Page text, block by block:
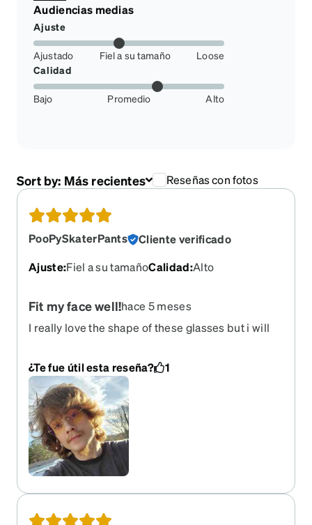
Audiencias medias
Ajuste
Ajustado Fiel a su tamaño
Loose
Calidad
Bajo Promedio Alto
Sort by: Más recientes Reseñas con fotos
PooPySkaterPants
Cliente verificado
Ajuste:Fiel a su tamañoCalidad:Alto
Fit my face well!hace 5 meses
I really love the shape of these glasses but i will
to much but Id give a headups about it, regardless
a I love these frames thank you zenni for not
scerwing me over like my local eye docter place!
¿Te fue útil esta reseña? 1